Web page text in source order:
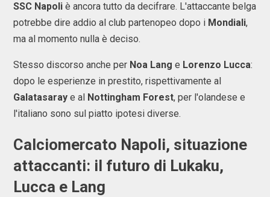
SSC Napoli è ancora tutto da decifrare. L'attaccante belga
potrebbe dire addio al club partenopeo dopo i Mondiali,
ma al momento nulla è deciso.
Stesso discorso anche per Noa Lang e Lorenzo Lucca:
dopo le esperienze in prestito, rispettivamente al
Galatasaray e al Nottingham Forest, per l'olandese e
l'italiano sono sul piatto ipotesi diverse.
Calciomercato Napoli, situazione
attaccanti: il futuro di Lukaku,
Lucca e Lang